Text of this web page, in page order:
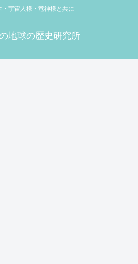
・宇宙人様・竜神様と共に
地球の歴史研究所